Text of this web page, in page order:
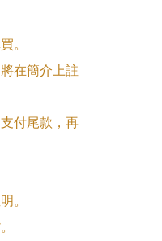
。
在簡介上註
付尾款，再
。